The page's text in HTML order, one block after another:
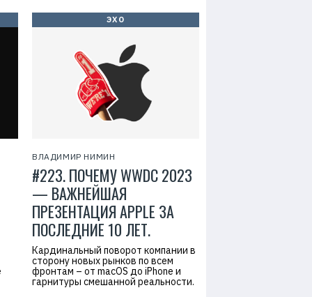
ЭХО
ВЛАДИМИР НИМИН
#223. ПОЧЕМУ WWDC 2023
— ВАЖНЕЙШАЯ
ПРЕЗЕНТАЦИЯ APPLE ЗА
ПОСЛЕДНИЕ 10 ЛЕТ.
Кардинальный поворот компании в
сторону новых рынков по всем
фронтам – от macOS до iPhone и
гарнитуры смешанной реальности.